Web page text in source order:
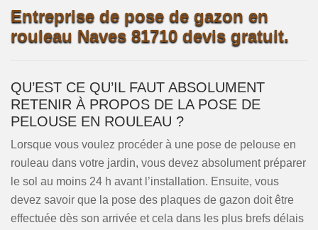
Entreprise de pose de gazon en
rouleau Naves 81710 devis gratuit.
QU’EST CE QU’IL FAUT ABSOLUMENT
RETENIR À PROPOS DE LA POSE DE
PELOUSE EN ROULEAU ?
Lorsque vous voulez procéder à une pose de pelouse en
rouleau dans votre jardin, vous devez absolument préparer
le sol au moins 24 h avant l’installation. Ensuite, vous
devez savoir que la pose des plaques de gazon doit être
effectuée dès son arrivée et cela dans les plus brefs délais